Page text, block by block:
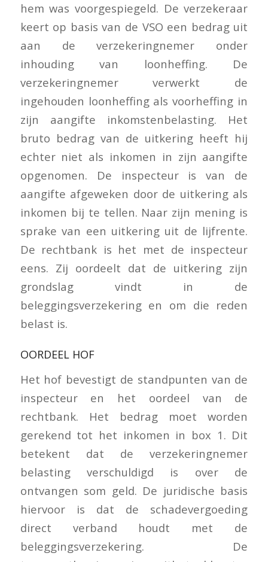
hem was voorgespiegeld. De verzekeraar
keert op basis van de VSO een bedrag uit
aan de verzekeringnemer onder
inhouding van loonheffing. De
verzekeringnemer verwerkt de
ingehouden loonheffing als voorheffing in
zijn aangifte inkomstenbelasting. Het
bruto bedrag van de uitkering heeft hij
echter niet als inkomen in zijn aangifte
opgenomen. De inspecteur is van de
aangifte afgeweken door de uitkering als
inkomen bij te tellen. Naar zijn mening is
sprake van een uitkering uit de lijfrente.
De rechtbank is het met de inspecteur
eens. Zij oordeelt dat de uitkering zijn
grondslag vindt in de
beleggingsverzekering en om die reden
belast is.
OORDEEL HOF
Het hof bevestigt de standpunten van de
inspecteur en het oordeel van de
rechtbank. Het bedrag moet worden
gerekend tot het inkomen in box 1. Dit
betekent dat de verzekeringnemer
belasting verschuldigd is over de
ontvangen som geld. De juridische basis
hiervoor is dat de schadevergoeding
direct verband houdt met de
beleggingsverzekering. De